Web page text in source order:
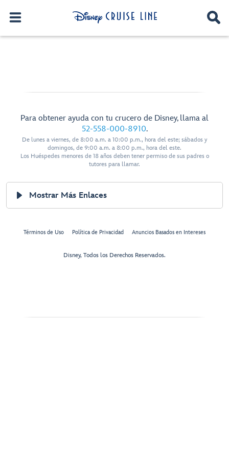
Para obtener ayuda con tu crucero de Disney, llama al
52-558-000-8910.
De lunes a viernes, de 8:00 a.m. a 10:00 p.m., hora del este; sábados y
domingos, de 9:00 a.m. a 8:00 p.m., hora del este.
Los Huéspedes menores de 18 años deben tener permiso de sus padres o
tutores para llamar.
Mostrar Más Enlaces
Términos de Uso Política de Privacidad Anuncios Basados en Intereses
Disney, Todos los Derechos Reservados.